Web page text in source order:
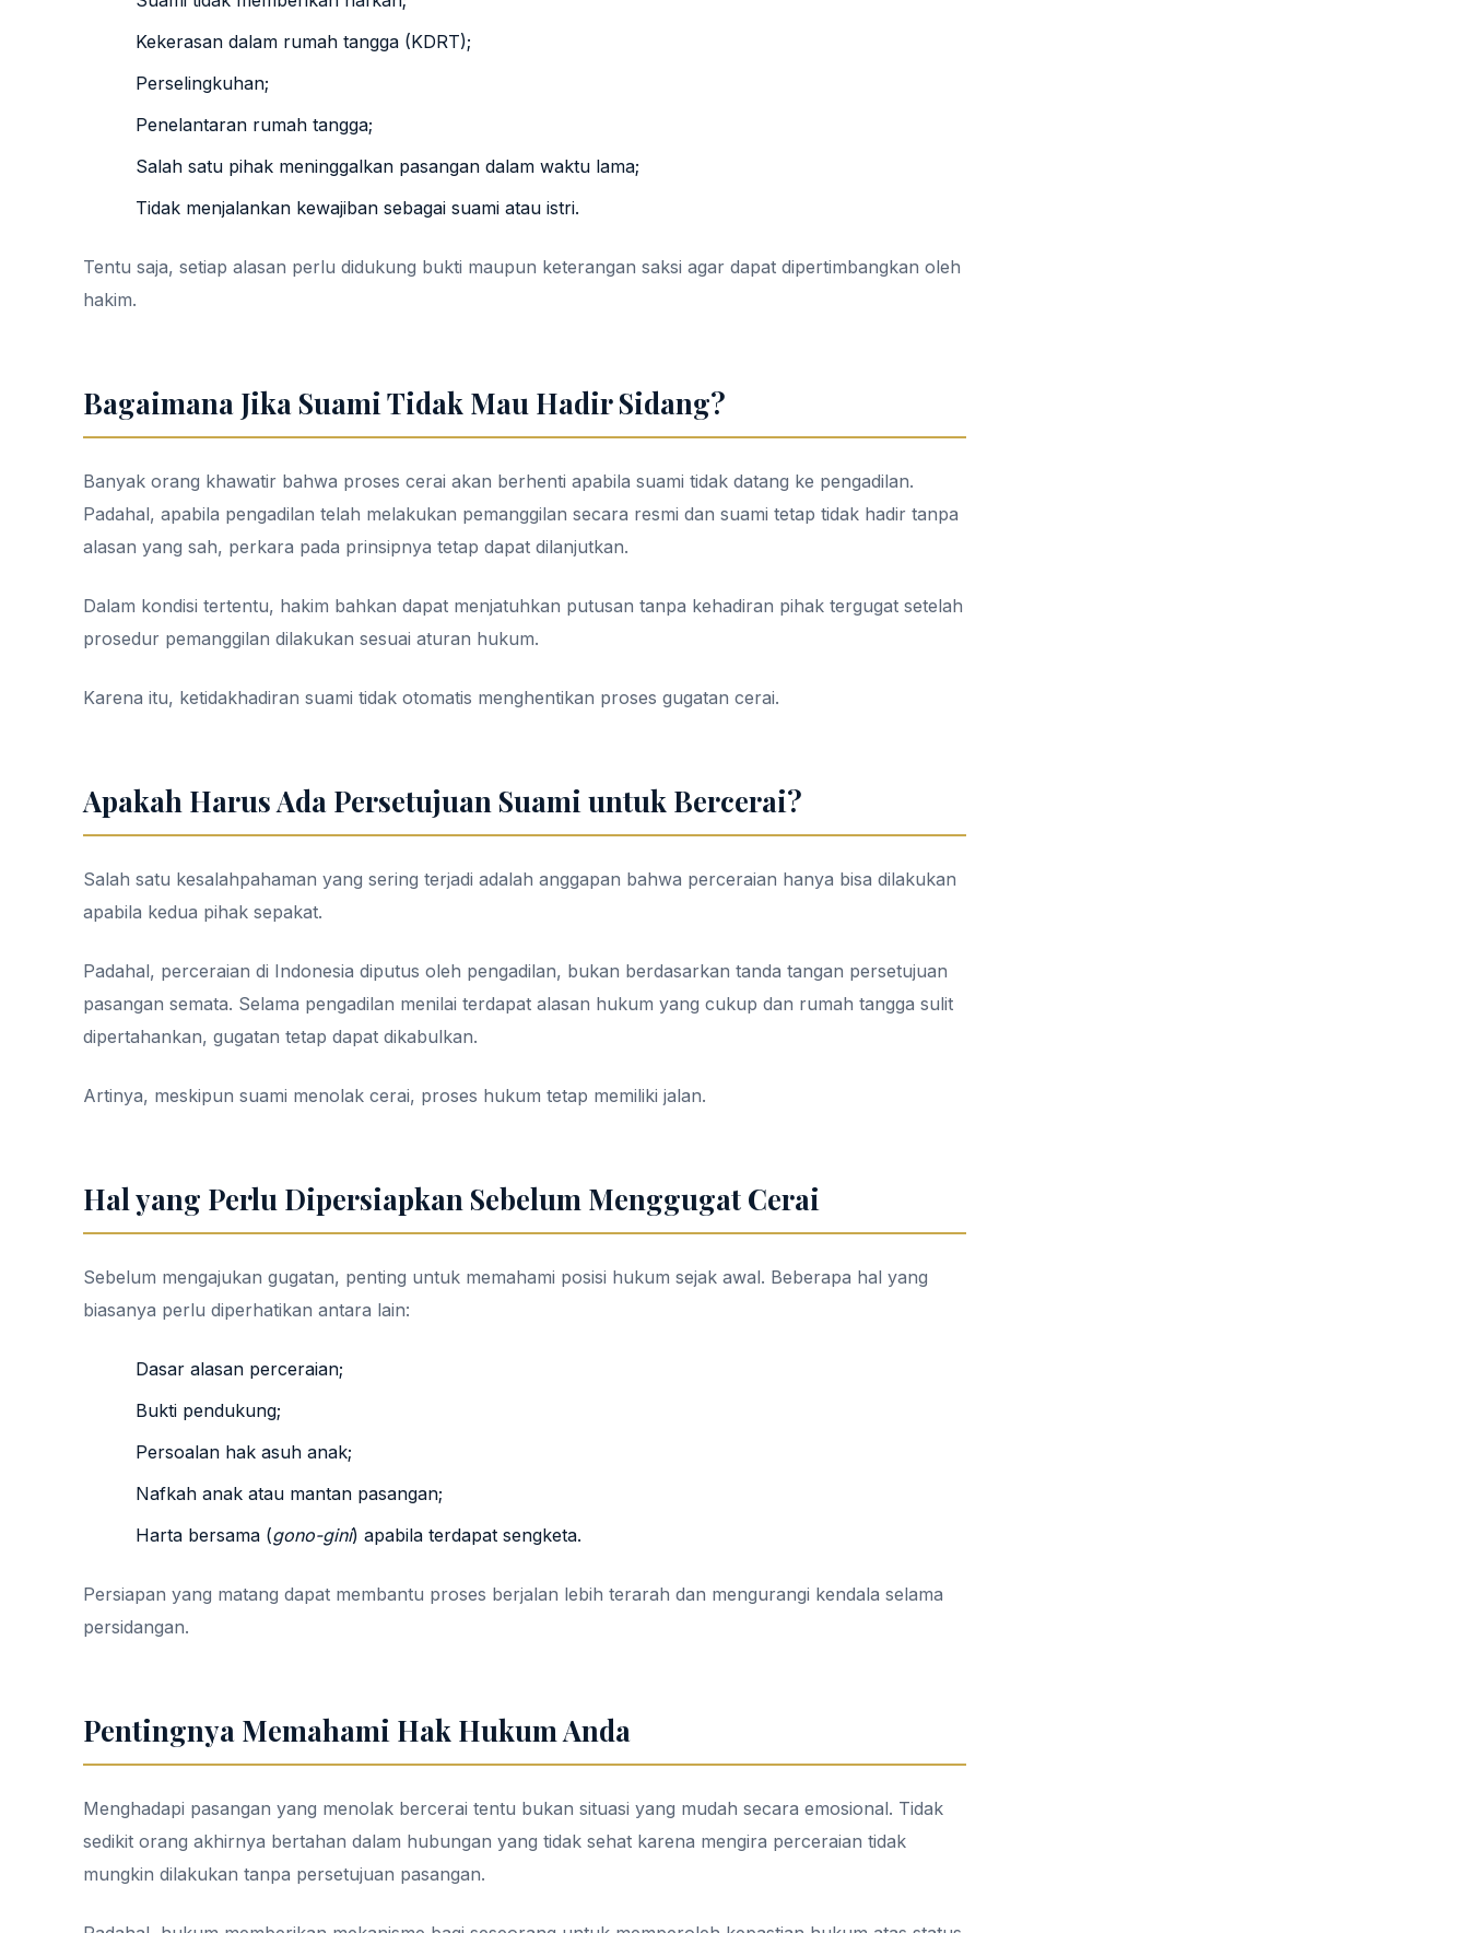
Kekerasan dalam rumah tangga (KDRT);
Perselingkuhan;
Penelantaran rumah tangga;
Salah satu pihak meninggalkan pasangan dalam waktu lama;
Tidak menjalankan kewajiban sebagai suami atau istri.
Tentu saja, setiap alasan perlu didukung bukti maupun keterangan saksi agar dapat dipertimbangkan oleh
hakim.
Bagaimana Jika Suami Tidak Mau Hadir Sidang?
Banyak orang khawatir bahwa proses cerai akan berhenti apabila suami tidak datang ke pengadilan.
Padahal, apabila pengadilan telah melakukan pemanggilan secara resmi dan suami tetap tidak hadir tanpa
alasan yang sah, perkara pada prinsipnya tetap dapat dilanjutkan.
Dalam kondisi tertentu, hakim bahkan dapat menjatuhkan putusan tanpa kehadiran pihak tergugat setelah
prosedur pemanggilan dilakukan sesuai aturan hukum.
Karena itu, ketidakhadiran suami tidak otomatis menghentikan proses gugatan cerai.
Apakah Harus Ada Persetujuan Suami untuk Bercerai?
Salah satu kesalahpahaman yang sering terjadi adalah anggapan bahwa perceraian hanya bisa dilakukan
apabila kedua pihak sepakat.
Padahal, perceraian di Indonesia diputus oleh pengadilan, bukan berdasarkan tanda tangan persetujuan
pasangan semata. Selama pengadilan menilai terdapat alasan hukum yang cukup dan rumah tangga sulit
dipertahankan, gugatan tetap dapat dikabulkan.
Artinya, meskipun suami menolak cerai, proses hukum tetap memiliki jalan.
Hal yang Perlu Dipersiapkan Sebelum Menggugat Cerai
Sebelum mengajukan gugatan, penting untuk memahami posisi hukum sejak awal. Beberapa hal yang
biasanya perlu diperhatikan antara lain:
Dasar alasan perceraian;
Bukti pendukung;
Persoalan hak asuh anak;
Nafkah anak atau mantan pasangan;
Harta bersama (gono-gini) apabila terdapat sengketa.
Persiapan yang matang dapat membantu proses berjalan lebih terarah dan mengurangi kendala selama
persidangan.
Pentingnya Memahami Hak Hukum Anda
Menghadapi pasangan yang menolak bercerai tentu bukan situasi yang mudah secara emosional. Tidak
sedikit orang akhirnya bertahan dalam hubungan yang tidak sehat karena mengira perceraian tidak
mungkin dilakukan tanpa persetujuan pasangan.